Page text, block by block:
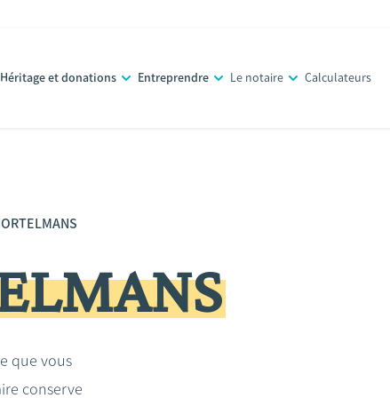
Héritage et donations Entreprendre Le notaire Calculateurs
que vous
conserve